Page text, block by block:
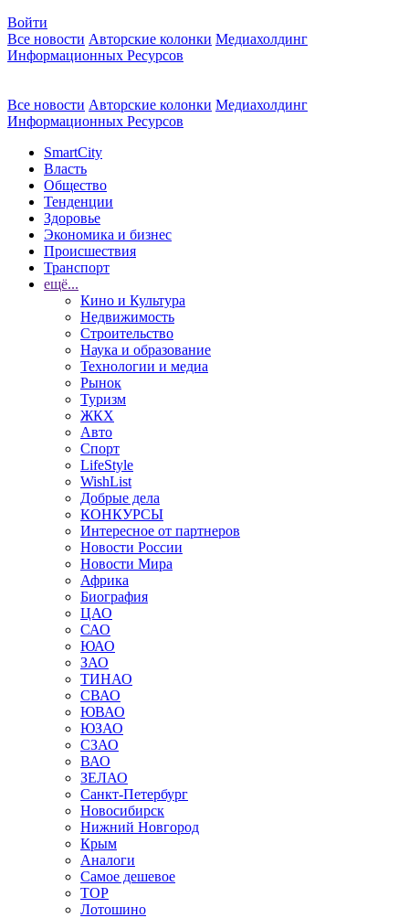
Войти
Все новости Авторские колонки Медиахолдинг
Информационных Ресурсов
Все новости Авторские колонки Медиахолдинг
Информационных Ресурсов
SmartCity
Власть
Общество
Тенденции
Здоровье
Экономика и бизнес
Происшествия
Транспорт
ещё...
Кино и Культура
Недвижимость
Строительство
Наука и образование
Технологии и медиа
Рынок
Туризм
ЖКХ
Авто
Спорт
LifeStyle
WishList
Добрые дела
КОНКУРСЫ
Интересное от партнеров
Новости России
Новости Мира
Африка
Биография
ЦАО
САО
ЮАО
ЗАО
ТИНАО
СВАО
ЮВАО
ЮЗАО
СЗАО
ВАО
ЗЕЛАО
Санкт-Петербург
Новосибирск
Нижний Новгород
Крым
Аналоги
Самое дешевое
TOP
Лотошино